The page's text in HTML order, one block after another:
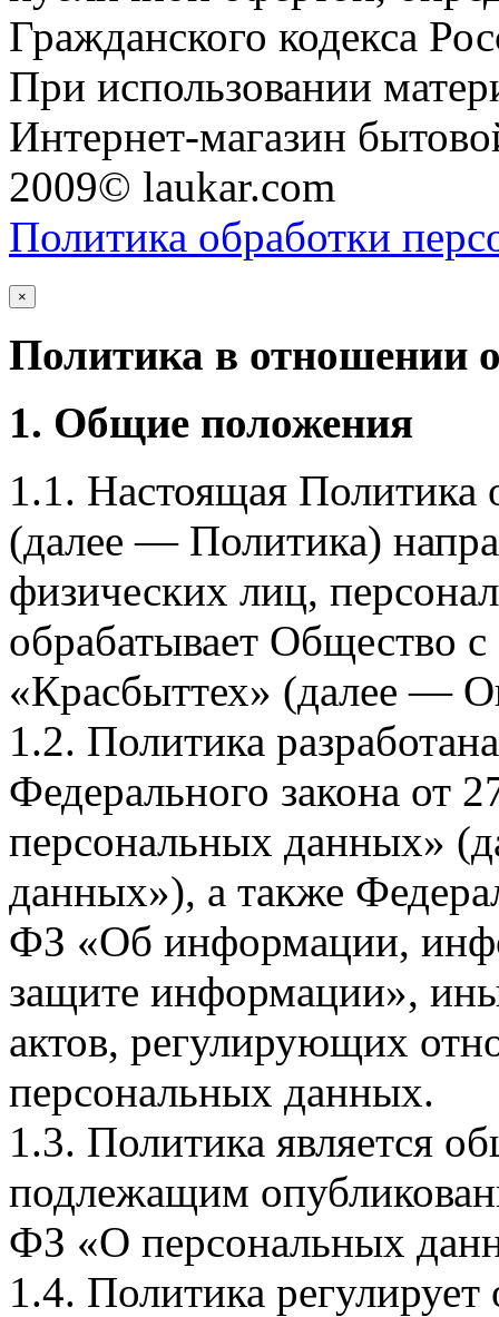
Гражданского кодекса
При использовании
Интернет-магазин
2009© laukar.com
Политика обработки
×
Политика в отношении
1. Общие положения
1.1. Настоящая Политика
(далее — Политика)
физических лиц,
обрабатывает Общество
«Красбыттех» (далее —
1.2. Политика
Федерального закона
персональных данных»
данных»), а также
ФЗ «Об информации,
защите информации»,
актов, регулирующих
персональных данных.
1.3. Политика является
подлежащим
ФЗ «О персональных
1.4. Политика